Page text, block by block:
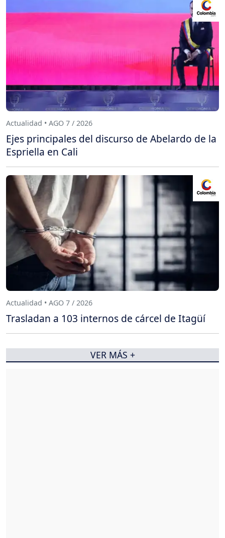
Actualidad • AGO 7 / 2026
Ejes principales del discurso de Abelardo de la
Espriella en Cali
Actualidad • AGO 7 / 2026
Trasladan a 103 internos de cárcel de Itagüí
VER MÁS +